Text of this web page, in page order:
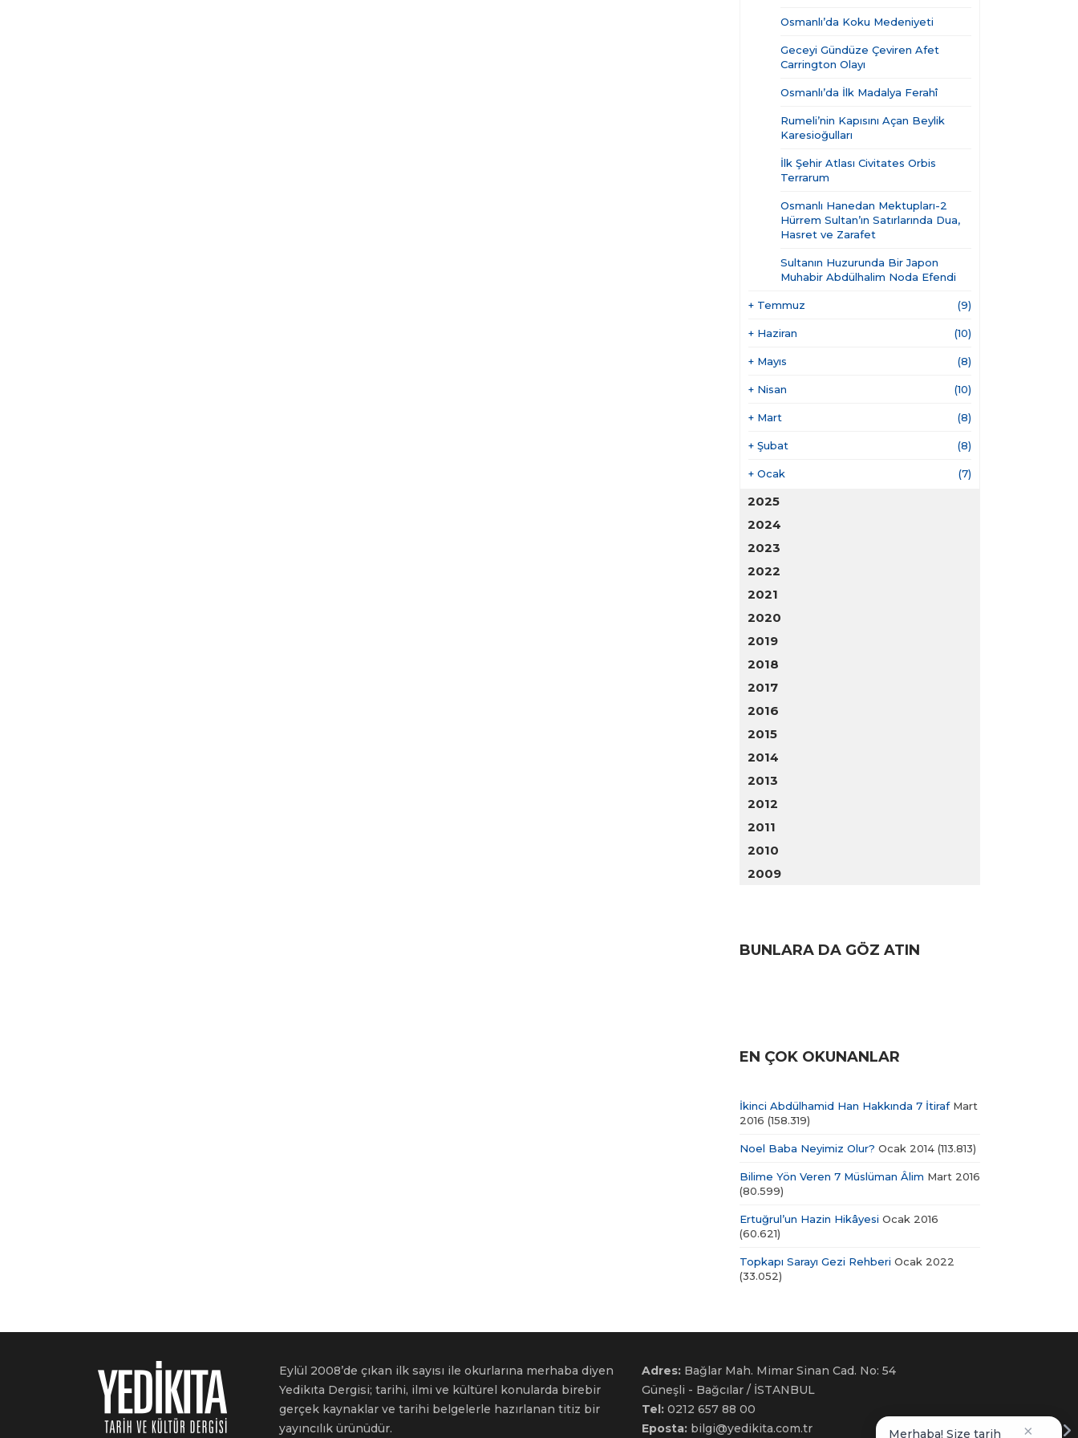
Osmanlı’da Koku Medeniyeti
Geceyi Gündüze Çeviren Afet
Carrington Olayı
Osmanlı’da İlk Madalya Ferahî
Rumeli’nin Kapısını Açan Beylik
Karesioğulları
İlk Şehir Atlası Civitates Orbis
Terrarum
Osmanlı Hanedan Mektupları-2
Hürrem Sultan’ın Satırlarında Dua,
Hasret ve Zarafet
Sultanın Huzurunda Bir Japon
Muhabir Abdülhalim Noda Efendi
+ Temmuz (9)
+ Haziran (10)
+ Mayıs (8)
+ Nisan (10)
+ Mart (8)
+ Şubat (8)
+ Ocak (7)
2025
2024
2023
2022
2021
2020
2019
2018
2017
2016
2015
2014
2013
2012
2011
2010
2009
BUNLARA DA GÖZ ATIN
EN ÇOK OKUNANLAR
İkinci Abdülhamid Han Hakkında 7 İtirafMart
2016 (158.319)
Noel Baba Neyimiz Olur? Ocak 2014 (113.813)
Bilime Yön Veren 7 Müslüman Âlim Mart 2016
(80.599)
Ertuğrul’un Hazin Hikâyesi Ocak 2016
(60.621)
Topkapı Sarayı Gezi Rehberi Ocak 2022
(33.052)
Eylül 2008’de çıkan ilk sayısı ile okurlarına merhaba diyen
Yedikıta Dergisi; tarihi, ilmi ve kültürel konularda birebir
gerçek kaynaklar ve tarihi belgelerle hazırlanan titiz bir
yayıncılık ürünüdür.
Adres: Bağlar Mah. Mimar Sinan Cad. No: 54
Güneşli - Bağcılar / İSTANBUL
Tel: 0212 657 88 00
Eposta: bilgi@yedikita.com.tr ×
Merhaba! Size tarih